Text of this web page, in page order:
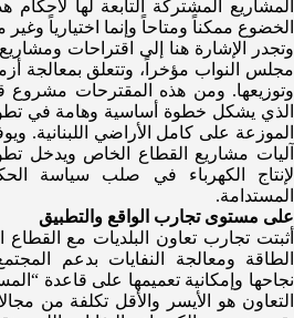
المشاريع المشتركة التابعة لها لأحكام
الخضوع ممكناً ومتاحاً وإنما اختيارياً وغير
وتجدر الإشارة هنا إلى اقتراحات ومشاريع
مجلس النواب مؤخراً، وتتعلق بمعالجة
وتوزيعها. ومن هذه المقترحات مشروع
الذي يشكل خطوة أساسية وهامة في
الموزعة على كامل الأراضي اللبنانية.
آليات مشاريع القطاع الخاص ويدخل
لإنتاج الكهرباء في صلب سياسة
المستدامة.
على مستوى تجارب الواقع والتطبيق
أثبتت تجارب تعاون البلديات مع
الطاقة ومعالجة النفايات بدعم
نجاحها وإمكانية تعميمها على قاعدة
التعاون هو الأيسر والأقل تكلفة من